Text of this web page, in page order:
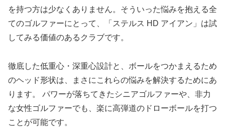
を持つ方は少なくありません。そういった悩みを抱える全
てのゴルファーにとって、「ステルス HD アイアン」は試
してみる価値のあるクラブです。
徹底した低重心・深重心設計と、ボールをつかまえるため
のヘッド形状は、まさにこれらの悩みを解決するためにあ
ります。 パワーが落ちてきたシニアゴルファーや、非力
な女性ゴルファーでも、楽に高弾道のドローボールを打つ
ことが可能です。